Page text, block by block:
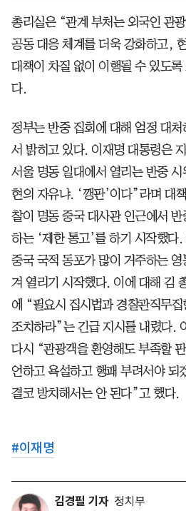
총리실은 “관계 부처는 외국인 관
공동 대응 체계를 더욱 강화하고,
대책이 차질 없이 이행될 수 있도
다.
정부는 반중 집회에 대해 엄정 대처
서 밝히고 있다. 이재명 대통령은
서울 명동 일대에서 열리는 반중
현의 자유냐. ‘깽판’이다”라며 대
찰이 명동 중국 대사관 인근에서 반
하는 ‘제한 통고’를 하기 시작했다
중국 국적 동포가 많이 거주하는
겨 열리기 시작했다. 이에 대해 김
에 “필요시 집시법과 경찰관직무집
조치하라”는 긴급 지시를 내렸다.
다시 “관광객을 환영해도 부족할
언하고 욕설하고 행패 부려서야 되
결코 방치해서는 안 된다”고 했다.
#이재명
김경필 기자 정치부